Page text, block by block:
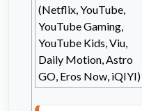
(Netflix, YouTube,
YouTube Gaming,
YouTube Kids, Viu,
Daily Motion, Astro
GO, Eros Now, iQIYI)